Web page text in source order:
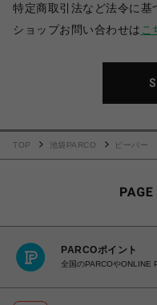
特定商取引法など法令に基
ショップお問い合わせは こ
TOP 池袋PARCO ビーバー
PARCOポイント
全国のPARCOやONLINE